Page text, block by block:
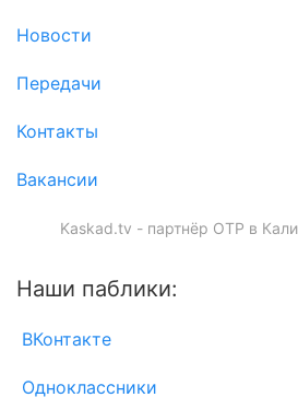
Новости
Передачи
Контакты
Вакансии
Kaskad.tv - партнёр ОТР в
Наши паблики:
ВКонтакте
Одноклассники